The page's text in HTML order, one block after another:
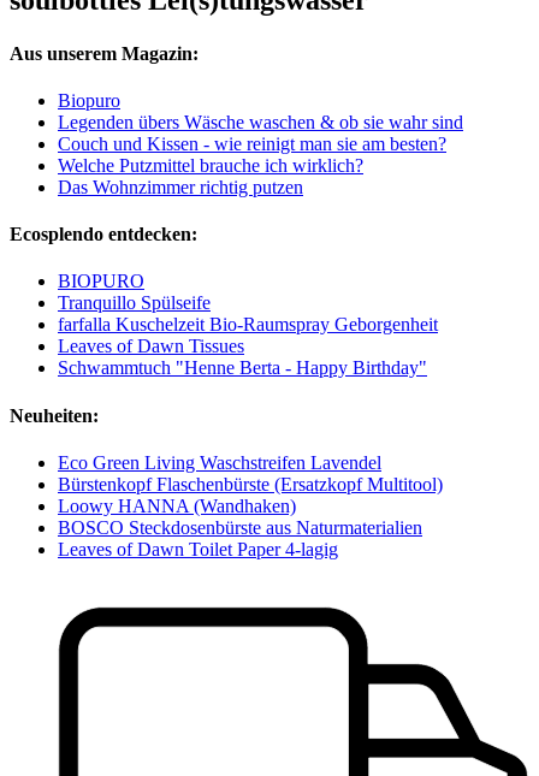
Aus unserem Magazin:
Biopuro
Legenden übers Wäsche waschen & ob sie wahr sind
Couch und Kissen - wie reinigt man sie am besten?
Welche Putzmittel brauche ich wirklich?
Das Wohnzimmer richtig putzen
Ecosplendo entdecken:
BIOPURO
Tranquillo Spülseife
farfalla Kuschelzeit Bio-Raumspray Geborgenheit
Leaves of Dawn Tissues
Schwammtuch "Henne Berta - Happy Birthday"
Neuheiten:
Eco Green Living Waschstreifen Lavendel
Bürstenkopf Flaschenbürste (Ersatzkopf Multitool)
Loowy HANNA (Wandhaken)
BOSCO Steckdosenbürste aus Naturmaterialien
Leaves of Dawn Toilet Paper 4-lagig